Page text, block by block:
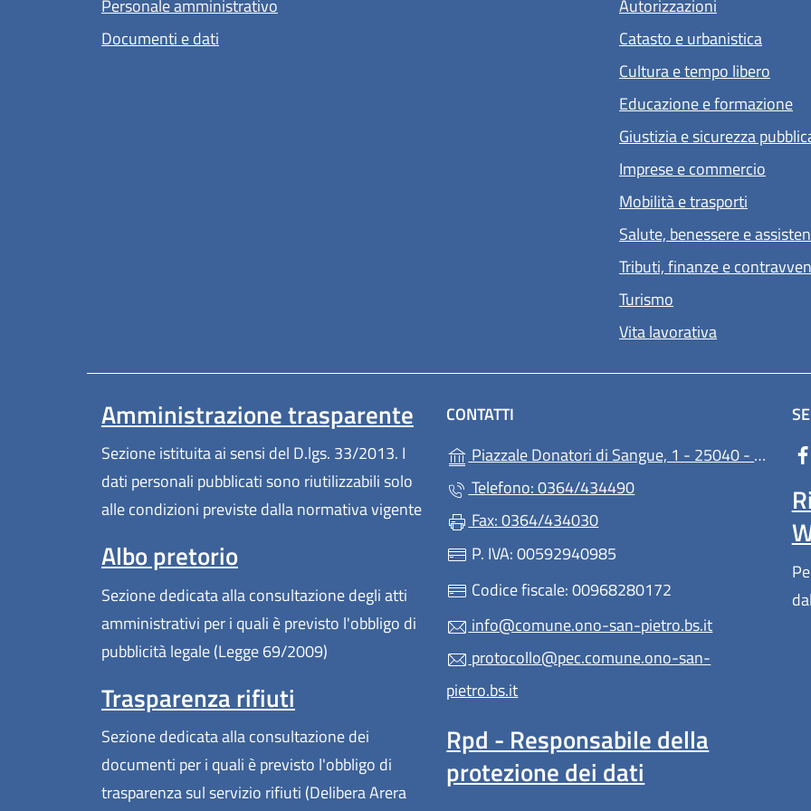
Personale amministrativo
Documenti e dati
Autorizzazioni
Catasto e urbanistica
Cultura e tempo libero
Educazione e formazione
Giustizia e sicurezza
Imprese e commercio
Mobilità e trasporti
Salute, benessere e
Tributi, finanze e
Turismo
Vita lavorativa
Amministrazione trasparente
Sezione istituita ai sensi del D.lgs. 33/2013. I
dati personali pubblicati sono riutilizzabili solo
alle condizioni previste dalla normativa vigente
Albo pretorio
Sezione dedicata alla consultazione degli atti
amministrativi per i quali è previsto l'obbligo di
pubblicità legale (Legge 69/2009)
Trasparenza rifiuti
Sezione dedicata alla consultazione dei
documenti per i quali è previsto l'obbligo di
trasparenza sul servizio rifiuti (Delibera Arera
CONTATTI
Piazzale Donatori di Sangue, 1 - 25040 - Ono San Pietro
Telefono: 0364/434490
Fax: 0364/434030
P. IVA: 00592940985
Codice fiscale: 00968280172
info@comune.ono-san-pietro.bs.it
protocollo@pec.comune.ono-san-
pietro.bs.it
Rpd - Responsabile della
protezione dei dati